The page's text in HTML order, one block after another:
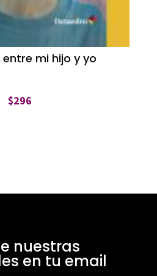
entre mi hijo y yo
$296
nuestras
en tu email